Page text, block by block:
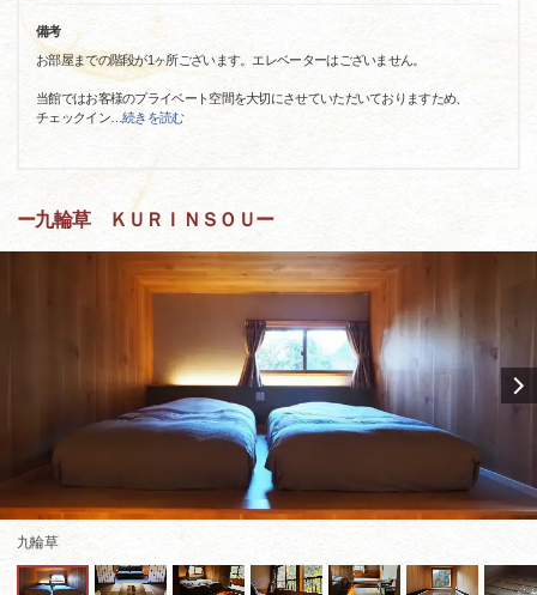
備考
お部屋までの階段が1ヶ所ございます。エレベーターはございません。
当館ではお客様のプライベート空間を大切にさせていただいておりますため、
チェックイン…続きを読む
ー九輪草 ＫＵＲＩＮＳＯＵー
九輪草